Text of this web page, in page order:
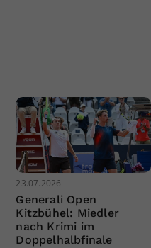
23.07.2026
Generali Open
Kitzbühel: Miedler
nach Krimi im
Doppelhalbfinale